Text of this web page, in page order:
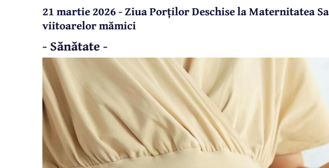
21 martie 2026 - Ziua Porților Deschise la Maternitatea
viitoarelor mămici
- Sănătate -